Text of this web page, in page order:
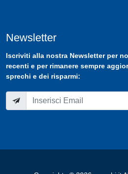
Newsletter
Iscriviti alla nostra Newsletterper
recenti e per rimanere sempre
sprechi e dei risparmi: